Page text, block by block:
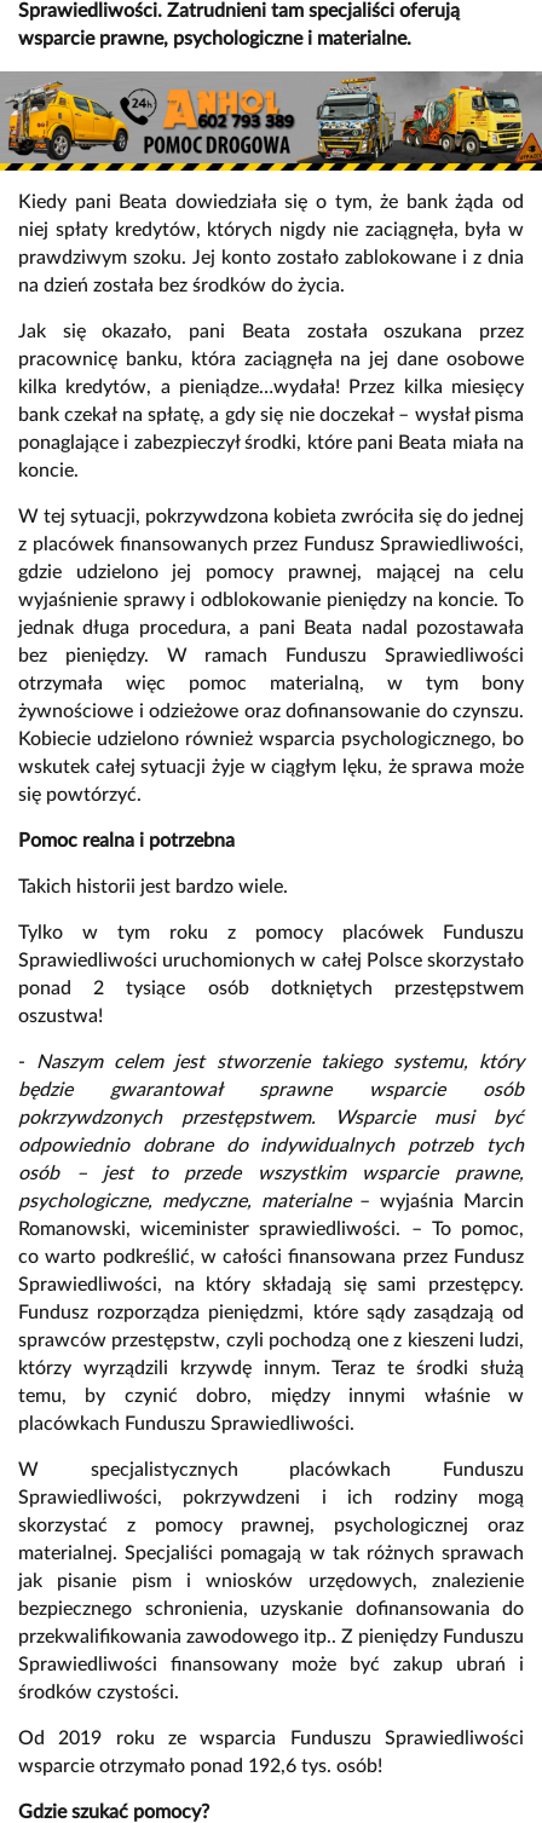
Sprawiedliwości. Zatrudnieni tam specjaliści oferują
wsparcie prawne, psychologiczne i materialne.
Kiedy pani Beata dowiedziała się o tym, że bank żąda od
niej spłaty kredytów, których nigdy nie zaciągnęła, była w
prawdziwym szoku. Jej konto zostało zablokowane i z dnia
na dzień została bez środków do życia.
Jak się okazało, pani Beata została oszukana przez
pracownicę banku, która zaciągnęła na jej dane osobowe
kilka kredytów, a pieniądze…wydała! Przez kilka miesięcy
bank czekał na spłatę, a gdy się nie doczekał – wysłał pisma
ponaglające i zabezpieczył środki, które pani Beata miała na
koncie.
W tej sytuacji, pokrzywdzona kobieta zwróciła się do jednej
z placówek finansowanych przez Fundusz Sprawiedliwości,
gdzie udzielono jej pomocy prawnej, mającej na celu
wyjaśnienie sprawy i odblokowanie pieniędzy na koncie. To
jednak długa procedura, a pani Beata nadal pozostawała
bez pieniędzy. W ramach Funduszu Sprawiedliwości
otrzymała więc pomoc materialną, w tym bony
żywnościowe i odzieżowe oraz dofinansowanie do czynszu.
Kobiecie udzielono również wsparcia psychologicznego, bo
wskutek całej sytuacji żyje w ciągłym lęku, że sprawa może
się powtórzyć.
Pomoc realna i potrzebna
Takich historii jest bardzo wiele.
Tylko w tym roku z pomocy placówek Funduszu
Sprawiedliwości uruchomionych w całej Polsce skorzystało
ponad 2 tysiące osób dotkniętych przestępstwem
oszustwa!
- Naszym celem jest stworzenie takiego systemu, który
będzie gwarantował sprawne wsparcie osób
pokrzywdzonych przestępstwem. Wsparcie musi być
odpowiednio dobrane do indywidualnych potrzeb tych
osób – jest to przede wszystkim wsparcie prawne,
psychologiczne, medyczne, materialne– wyjaśnia Marcin
Romanowski, wiceminister sprawiedliwości. – To pomoc,
co warto podkreślić, w całości finansowana przez Fundusz
Sprawiedliwości, na który składają się sami przestępcy.
Fundusz rozporządza pieniędzmi, które sądy zasądzają od
sprawców przestępstw, czyli pochodzą one z kieszeni ludzi,
którzy wyrządzili krzywdę innym. Teraz te środki służą
temu, by czynić dobro, między innymi właśnie w
placówkach Funduszu Sprawiedliwości.
W specjalistycznych placówkach Funduszu
Sprawiedliwości, pokrzywdzeni i ich rodziny mogą
skorzystać z pomocy prawnej, psychologicznej oraz
materialnej. Specjaliści pomagają w tak różnych sprawach
jak pisanie pism i wniosków urzędowych, znalezienie
bezpiecznego schronienia, uzyskanie dofinansowania do
przekwalifikowania zawodowego itp.. Z pieniędzy Funduszu
Sprawiedliwości finansowany może być zakup ubrań i
środków czystości.
Od 2019 roku ze wsparcia Funduszu Sprawiedliwości
wsparcie otrzymało ponad 192,6 tys. osób!
Gdzie szukać pomocy?